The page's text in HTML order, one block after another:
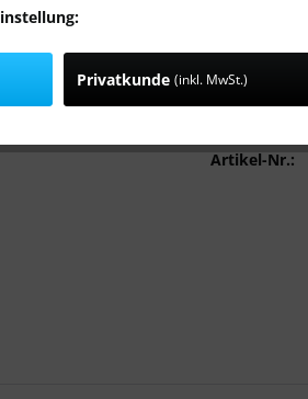
Artikel-Nr.:
Privatkunde (inkl. MwSt.)